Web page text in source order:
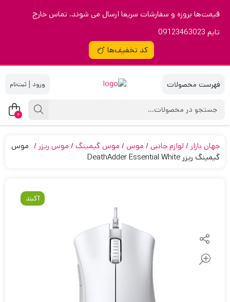
قیمت‌ها بروزه و سفارشات سریعا ارسال می شوند. تماس خارج
تایم 09123463023
کد تخفیف‌ها
|
0
جهان بازار لوازم جانبی موس موس گیمینگ موس ریزر
موس
گیمینگ ریزر DeathAdder Essential White
آکبند